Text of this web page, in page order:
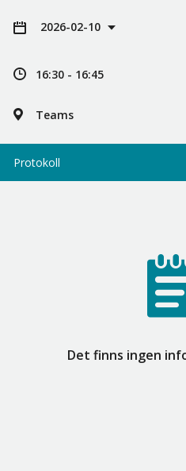
2026-02-10
16:30 - 16:45
Teams
Protokoll
Det finns ingen